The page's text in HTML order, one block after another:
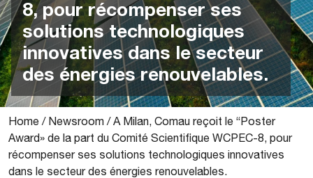
8, pour récompenser ses
solutions technologiques
innovatives dans le secteur
des énergies renouvelables.
Home / Newsroom /A Milan, Comau reçoit le “Poster
Award» de la part du Comité Scientifique WCPEC-8, pour
récompenser ses solutions technologiques innovatives
dans le secteur des énergies renouvelables.